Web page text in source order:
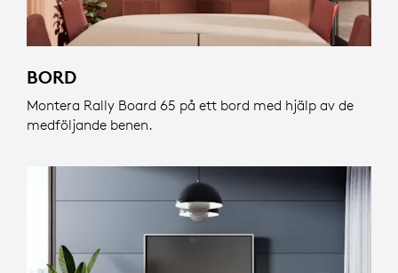
BORD
Montera Rally Board 65 på ett bord med hjälp av de
medföljande benen.